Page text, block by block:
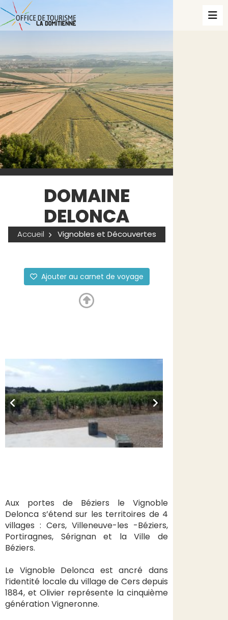
DOMAINE
DELONCA
Accueil Vignobles et Découvertes
Ajouter au carnet de voyage
Aux portes de Béziers le Vignoble
Delonca s’étend sur les territoires de 4
villages : Cers, Villeneuve-les -Béziers,
Portiragnes, Sérignan et la Ville de
Béziers.
Le Vignoble Delonca est ancré dans
l’identité locale du village de Cers depuis
1884, et Olivier représente la cinquième
génération Vigneronne.